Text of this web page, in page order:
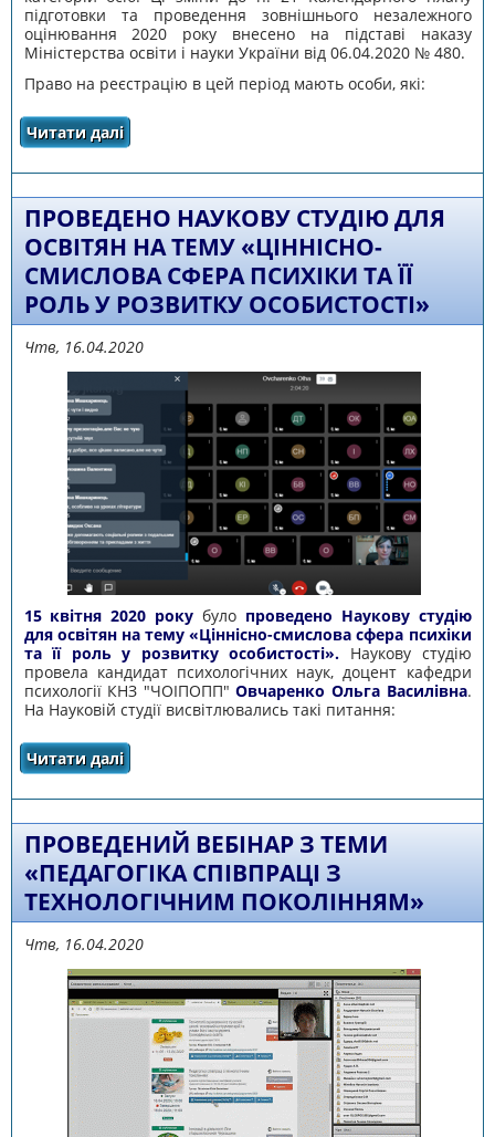
підготовки та проведення зовнішнього незалежного
оцінювання 2020 року внесено на підставі наказу
Міністерства освіти і науки України від 06.04.2020 № 480.
Право на реєстрацію в цей період мають особи, які:
Читати далі
НЕЗАЛЕЖНОГО ОЦІНЮВАННЯ
ПРОВЕДЕНО НАУКОВУ СТУДІЮ ДЛЯ
ОСВІТЯН НА ТЕМУ «ЦІННІСНО-
СМИСЛОВА СФЕРА ПСИХІКИ ТА ЇЇ
РОЛЬ У РОЗВИТКУ ОСОБИСТОСТІ»
Чтв, 16.04.2020
15 квітня 2020 року було проведено Наукову студію
для освітян на тему «Ціннісно-смислова сфера психіки
та її роль у розвитку особистості». Наукову студію
провела кандидат психологічних наук, доцент кафедри
психології КНЗ "ЧОІПОПП"Овчаренко Ольга Василівна.
На Науковій студії висвітлювались такі питання:
Читати далі
СФЕРА ПСИХІКИ ТА ЇЇ РОЛЬ У РОЗВИТКУ
ПРОВЕДЕНИЙ ВЕБІНАР З ТЕМИ
«ПЕДАГОГІКА СПІВПРАЦІ З
ТЕХНОЛОГІЧНИМ ПОКОЛІННЯМ»
Чтв, 16.04.2020